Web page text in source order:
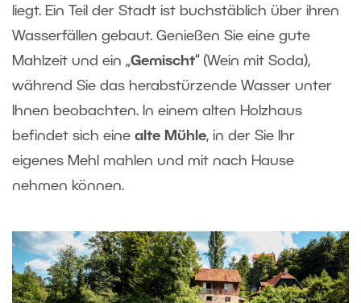
liegt. Ein Teil der Stadt ist buchstäblich über ihren
Wasserfällen gebaut. Genießen Sie eine gute
Mahlzeit und ein „Gemischt“ (Wein mit Soda),
während Sie das herabstürzende Wasser unter
Ihnen beobachten. In einem alten Holzhaus
befindet sich eine alte Mühle, in der Sie Ihr
eigenes Mehl mahlen und mit nach Hause
nehmen können.